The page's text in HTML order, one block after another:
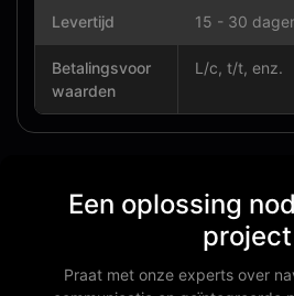
Levertijd 15 - 30
Betalingsvoor
waarden
L/c, t/t, enz.
Een oplossing
project
Praat met onze experts over